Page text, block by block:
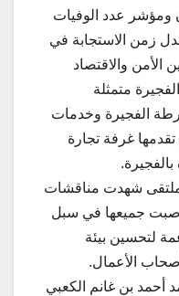
ومؤشر عدد الوفيات
زمن الاستجابة في
الأمن والاقتصاد
متمثلة
الفجيرة وخدمات
غرفة تجارة
شهدت مناقشات
صبت جميعها في سبل
لتحسين بيئة
الأعمال.
أحمد بن غانم الكعبي